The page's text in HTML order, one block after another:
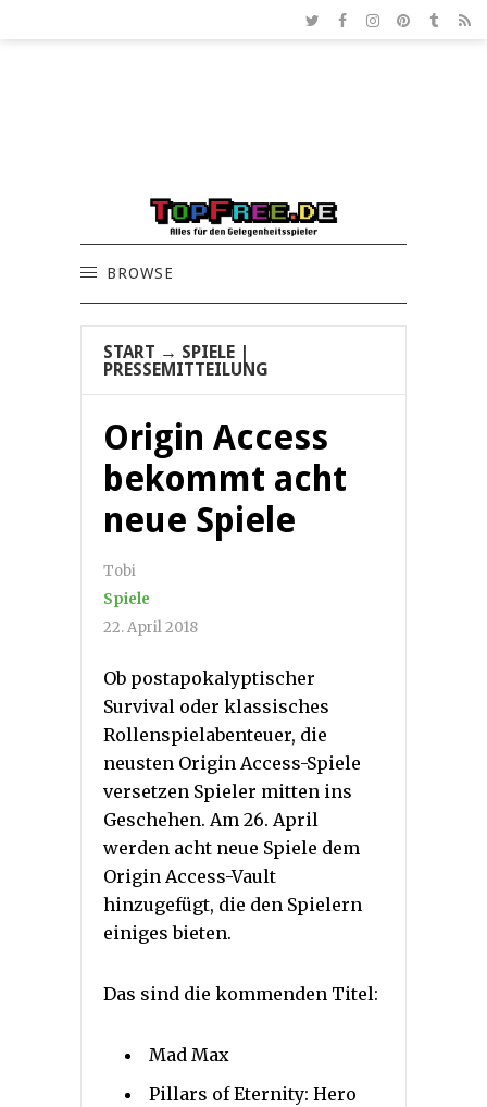
BROWSE
START → SPIELE
PRESSEMITTEILUNG
Origin Access
bekommt acht
neue Spiele
Tobi
Spiele
22. April 2018
Ob postapokalyptischer
Survival oder klassisches
Rollenspielabenteuer, die
neusten Origin Access-Spiele
versetzen Spieler mitten ins
Geschehen. Am 26. April
werden acht neue Spiele dem
Origin Access-Vault
hinzugefügt, die den Spielern
einiges bieten.
Das sind die kommenden Titel:
Mad Max
Pillars of Eternity: Hero